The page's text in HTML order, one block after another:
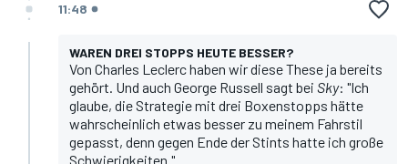
11:48
WAREN DREI STOPPS HEUTE BESSER?
Von Charles Leclerchaben wir diese These ja bereits
gehört. Und auch George Russell sagt bei Sky: "Ich
glaube, die Strategie mit drei Boxenstopps hätte
wahrscheinlich etwas besser zu meinem Fahrstil
gepasst, denn gegen Ende der Stints hatte ich große
Schwierigkeiten."